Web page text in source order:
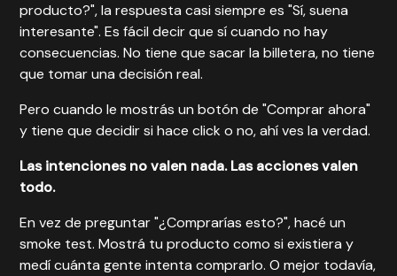
producto?", la respuesta casi siempre es "Sí, suena
interesante". Es fácil decir que sí cuando no hay
consecuencias. No tiene que sacar la billetera, no tiene
que tomar una decisión real.
Pero cuando le mostrás un botón de "Comprar ahora"
y tiene que decidir si hace click o no, ahí ves la verdad.
Las intenciones no valen nada. Las acciones valen
todo.
En vez de preguntar "¿Comprarías esto?", hacé un
smoke test. Mostrá tu producto como si existiera y
medí cuánta gente intenta comprarlo. O mejor todavía,